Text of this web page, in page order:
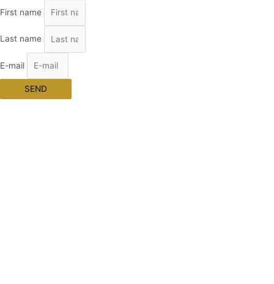
First name
Last name
E-mail
SEND